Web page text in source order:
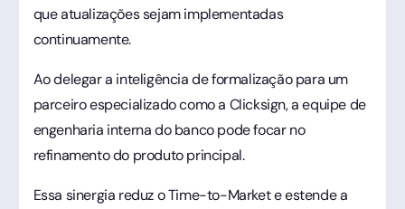
que atualizações sejam implementadas
continuamente.
Ao delegar a inteligência de formalização para um
parceiro especializado como a Clicksign, a equipe de
engenharia interna do banco pode focar no
refinamento do produto principal.
Essa sinergia reduz o Time-to-Market e estende a